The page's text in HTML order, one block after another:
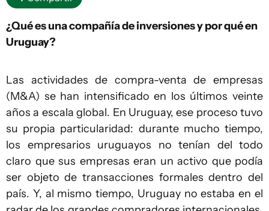
¿Qué es una compañía de inversiones y por qué en
Uruguay?
Las actividades de compra-venta de empresas
(M&A) se han intensificado en los últimos veinte
años a escala global. En Uruguay, ese proceso tuvo
su propia particularidad: durante mucho tiempo,
los empresarios uruguayos no tenían del todo
claro que sus empresas eran un activo que podía
ser objeto de transacciones formales dentro del
país. Y, al mismo tiempo, Uruguay no estaba en el